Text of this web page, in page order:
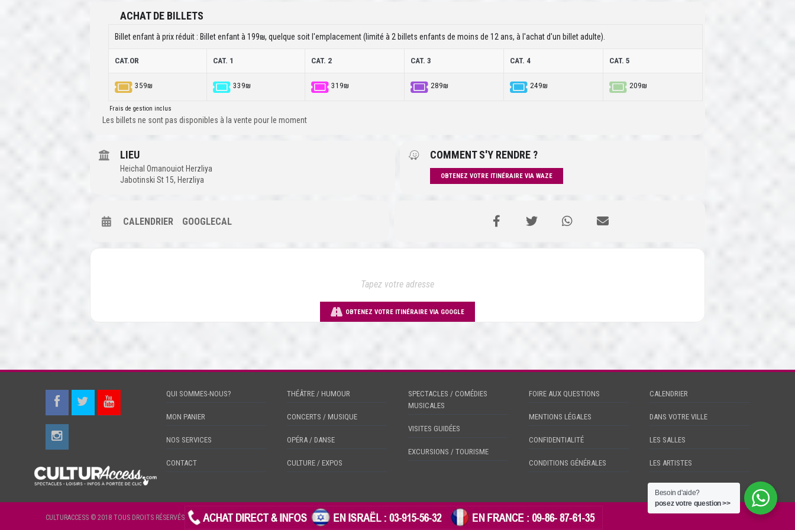
ACHAT DE BILLETS
Billet enfant à prix réduit : Billet enfant à 199₪, quelque soit l'emplacement (limité à 2 billets enfants de moins de 12 ans, à l'achat d'un billet adulte).
CAT.OR CAT. 1 CAT. 2 CAT. 3 CAT. 4 CAT. 5
359₪ 339₪ 319₪ 289₪ 249₪ 209₪
Frais de gestion inclus
Les billets ne sont pas disponibles à la vente pour le moment
LIEU
Heichal Omanouiot Herzliya
Jabotinski St 15, Herzliya
COMMENT S'Y RENDRE ?
OBTENEZ VOTRE ITINÉRAIRE VIA WAZE
CALENDRIER GOOGLECAL
OBTENEZ VOTRE ITINÉRAIRE VIA GOOGLE
QUI SOMMES-NOUS?
MON PANIER
NOS SERVICES
CONTACT
THÉÂTRE / HUMOUR
CONCERTS / MUSIQUE
OPÉRA / DANSE
CULTURE / EXPOS
SPECTACLES / COMÉDIES
MUSICALES
VISITES GUIDÉES
EXCURSIONS / TOURISME
FOIRE AUX QUESTIONS
MENTIONS LÉGALES
CONFIDENTIALITÉ
CONDITIONS GÉNÉRALES
CALENDRIER
DANS VOTRE VILLE
LES SALLES
LES ARTISTES
CULTURACCESS © 2018 TOUS DROITS RÉSERVÉS
Besoin d'aide?
posez votre question >>